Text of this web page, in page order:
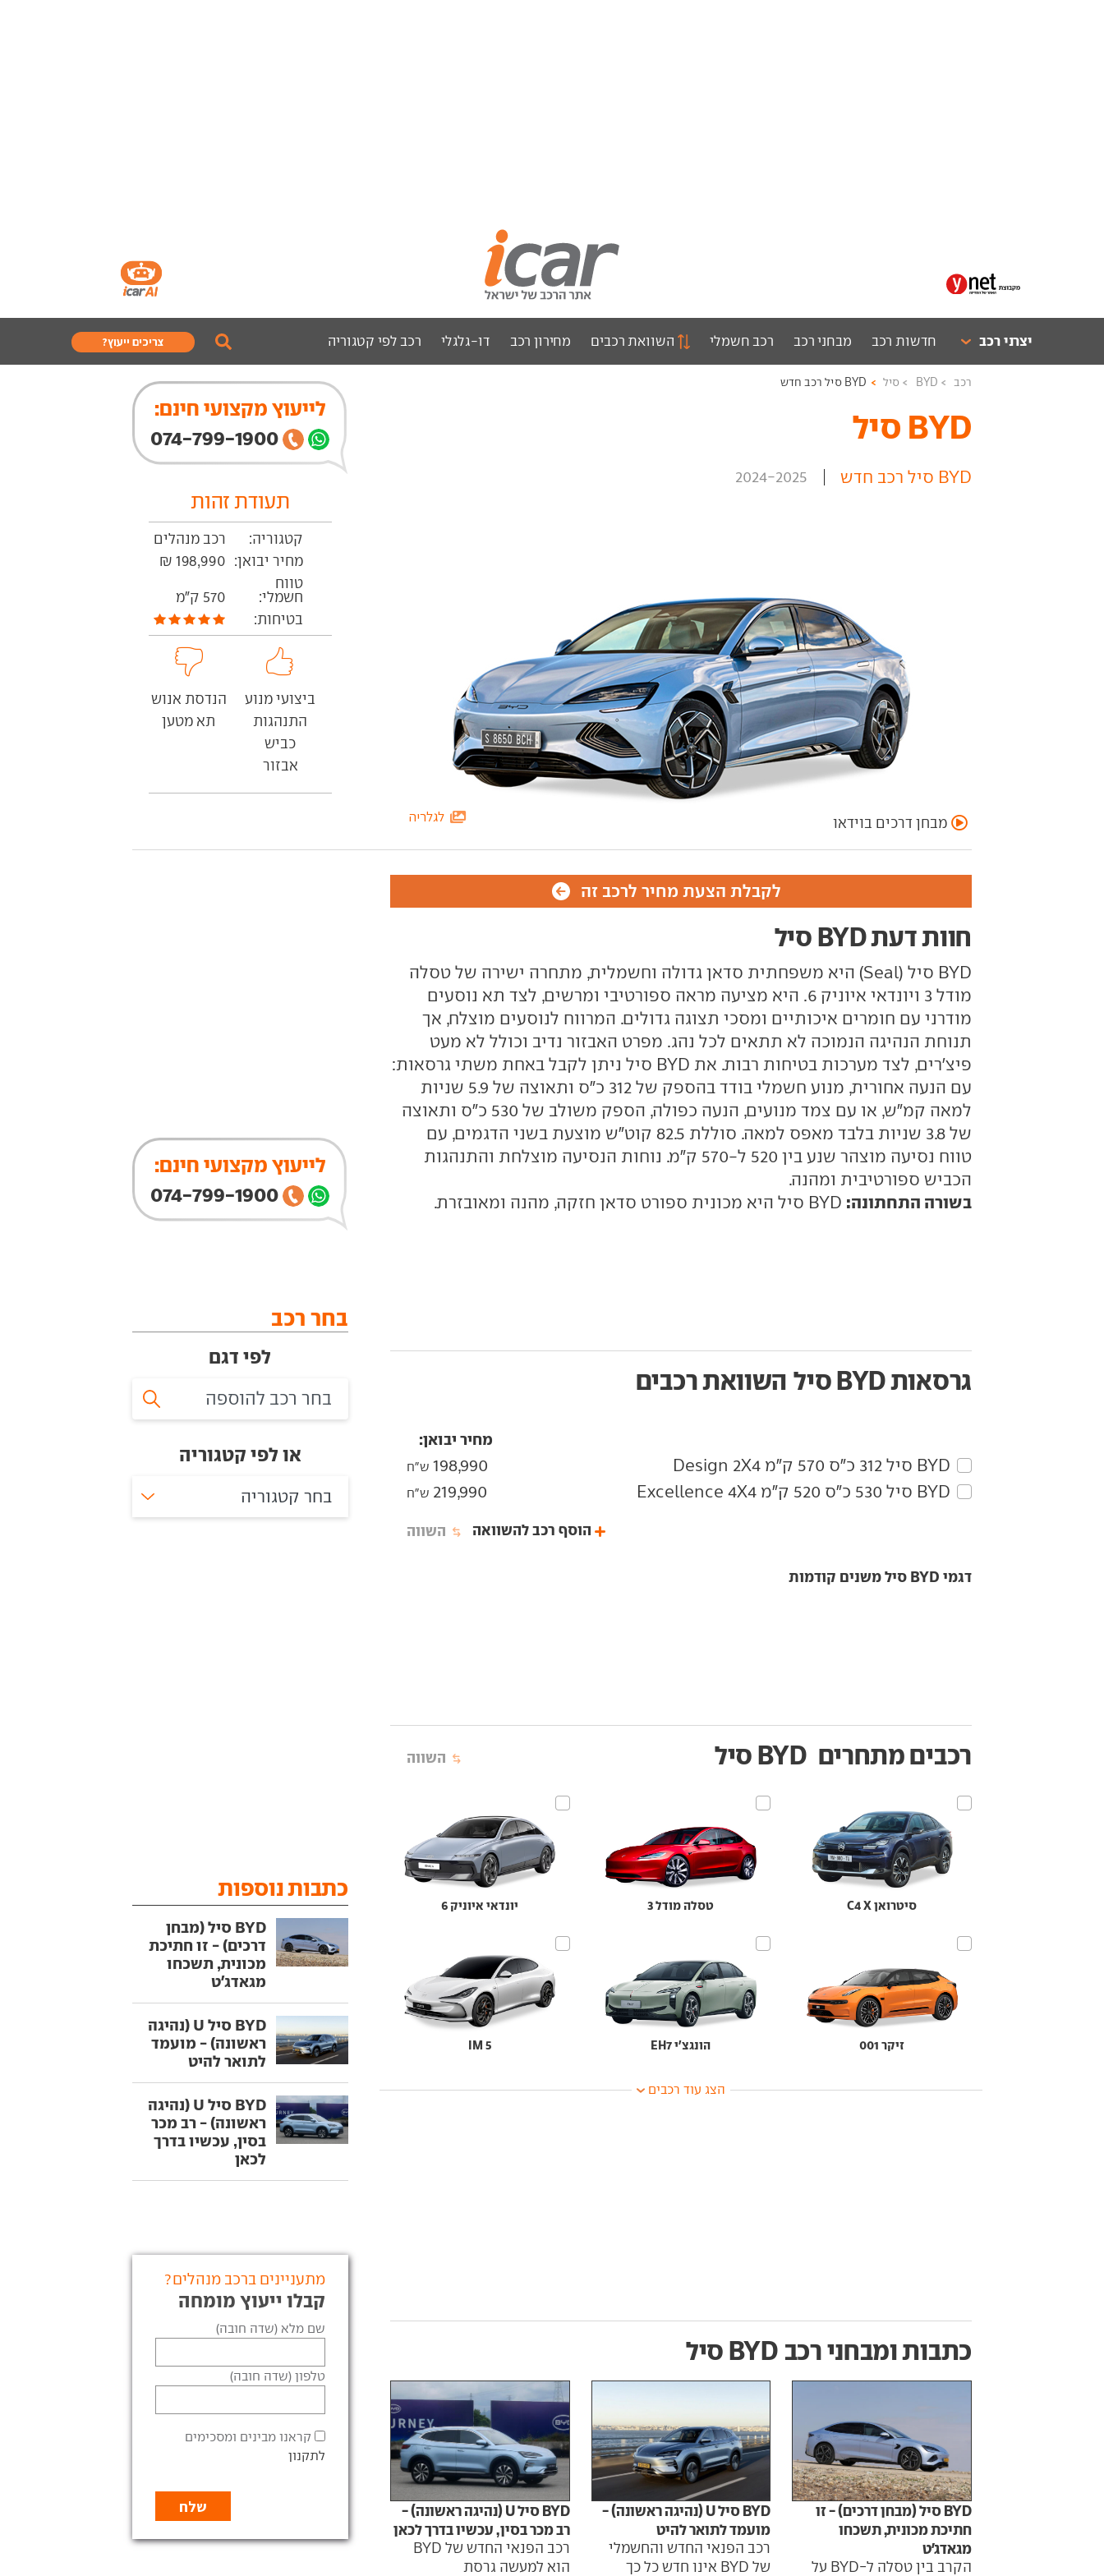
יצרני רכב חדשות רכב מבחני רכב רכב חשמלי השוואת רכבים מחירון רכב דו-גלגלי רכב לפי קטגוריה צריכים ייעוץ?
רכב BYD סיל BYD סיל רכב חדש
לייעוץ מקצועי חינם:
BYD סיל ‏
BYD סיל רכב חדש 2024-2025
לגלריה מבחן דרכים בוידאו
תעודת זהות
קטגוריה:
רכב מנהלים
מחיר יבואן:
טווח
חשמלי:
בטיחות:
ביצועי מנוע
התנהגות
כביש
אבזור
הנדסת אנוש
תא מטען
לקבלת הצעת מחיר לרכב זה
חוות דעת BYD סיל
BYD סיל (Seal) היא משפחתית סדאן גדולה וחשמלית, מתחרה ישירה של טסלה
מודל 3 ויונדאי איוניק 6. היא מציעה מראה ספורטיבי ומרשים, לצד תא נוסעים
מודרני עם חומרים איכותיים ומסכי תצוגה גדולים. המרווח לנוסעים מוצלח, אך
תנוחת הנהיגה הנמוכה לא תתאים לכל נהג. מפרט האבזור נדיב וכולל לא מעט
פיצ'רים, לצד מערכות בטיחות רבות. את BYD סיל ניתן לקבל באחת משתי גרסאות:
עם הנעה אחורית, מנוע חשמלי בודד בהספק של 312 כ"ס ותאוצה של 5.9 שניות
למאה קמ"ש, או עם צמד מנועים, הנעה כפולה, הספק משולב של 530 כ"ס ותאוצה
של 3.8 שניות בלבד מאפס למאה. סוללת 82.5 קוט"ש מוצעת בשני הדגמים, עם
טווח נסיעה מוצהר שנע בין 520 ל-570 ק"מ. נוחות הנסיעה מוצלחת והתנהגות
הכביש ספורטיבית ומהנה.
בשורה התחתונה:
גרסאות BYD סיל השוואת רכבים
מחיר יבואן:
BYD‏ סיל‏ 312 כ"ס 570 ק"מ Design 2X4 198,990 ש"ח
BYD‏ סיל‏ 530 כ"ס 520 ק"מ Excellence 4X4 219,990 ש"ח
השווה הוסף רכב להשוואה
דגמי BYD סיל משנים קודמות
רכבים מתחרים BYD סיל השווה
סיטרואן C4 X טסלה מודל 3 יונדאי איוניק 6
זיקר 001 הונגצ'י EH7 IM 5
הצג עוד רכבים
כתבות ומבחני רכב BYD סיל
BYD סיל (מבחן דרכים) - זו
חתיכת מכונית, תשכחו
מגאדג'ט
הקרב בין טסלה ל-BYD על
BYD סיל U (נהיגה ראשונה) -
מועמד לתואר להיט
רכב הפנאי החדש והחשמלי
של BYD אינו חדש כל כך
BYD סיל U (נהיגה ראשונה) -
רב מכר בסין, עכשיו בדרך לכאן
רכב הפנאי החדש של BYD
הוא למעשה גרסת
BYD החלה לשווק כאן את
זו כבר לא הפתעה - הסיניות
איגוד הבטיחות האירופי
לייעוץ מקצועי חינם:
074-799-1900
בחר רכב
לפי דגם
או לפי קטגוריה
בחר קטגוריה
כתבות נוספות
BYD סיל (מבחן
דרכים) - זו חתיכת
מכונית, תשכחו
מגאדג'ט
BYD סיל U (נהיגה
ראשונה) - מועמד
לתואר להיט
BYD סיל U (נהיגה
ראשונה) - רב מכר
בסין, עכשיו בדרך
לכאן
מתעניינים ברכב מנהלים?
קבלו ייעוץ מומחה
שם מלא (שדה חובה)
טלפון (שדה חובה)
קראנו מבינים ומסכימים
לתקנון